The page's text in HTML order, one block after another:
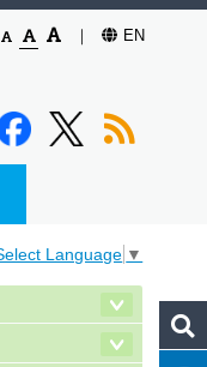
EN
Language ▼